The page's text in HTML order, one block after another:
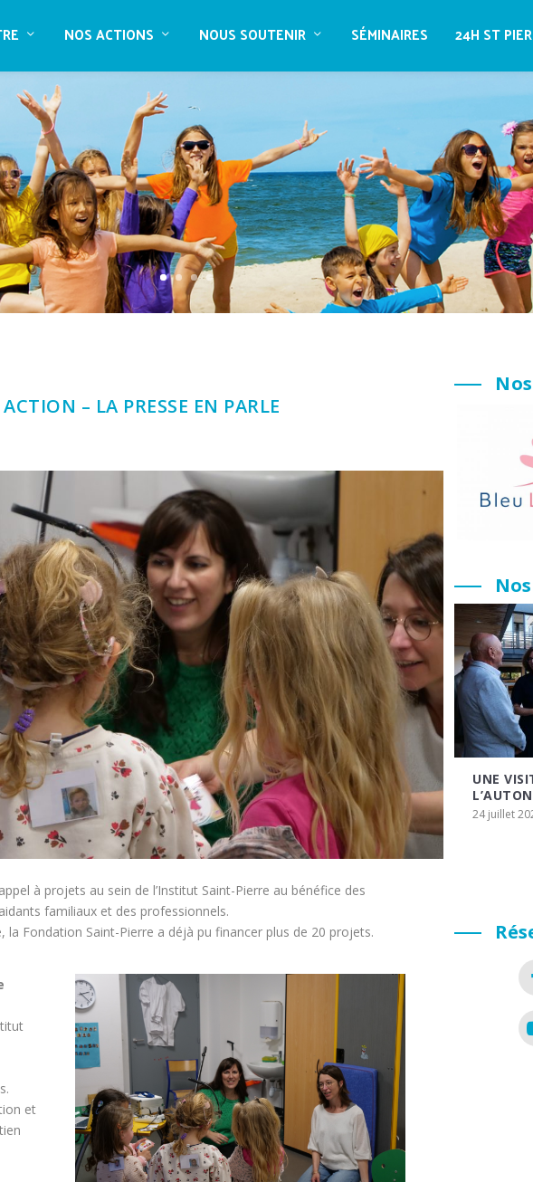
NOS ACTIONS NOUS SOUTENIR SÉMINAIRES 24H ST
– LA PRESSE EN PARLE
à projets au sein de l’Institut Saint-Pierre au bénéfice des
familiaux et des professionnels.
la Fondation Saint-Pierre a déjà pu financer plus de 20 projets.
et
UNE
24 juillet